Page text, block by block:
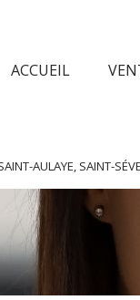
ACCUEIL
à l'année
17360 - Saint-Aigulin
AULAYE, SAINT-